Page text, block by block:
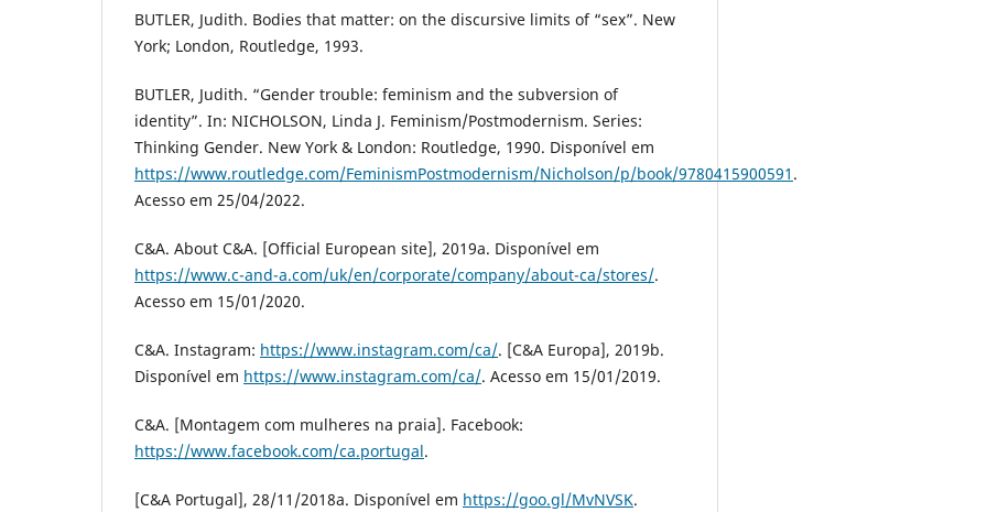
BUTLER, Judith. Bodies that matter: on the discursive limits of “sex”. New
York; London, Routledge, 1993.
BUTLER, Judith. “Gender trouble: feminism and the subversion of
identity”. In: NICHOLSON, Linda J. Feminism/Postmodernism. Series:
Thinking Gender. New York & London: Routledge, 1990. Disponível em
https://www.routledge.com/FeminismPostmodernism/Nicholson/p/book/9780415900591 .
Acesso em 25/04/2022.
C&A. About C&A. [Official European site], 2019a. Disponível em
https://www.c-and-a.com/uk/en/corporate/company/about-ca/stores/.
Acesso em 15/01/2020.
C&A. Instagram: https://www.instagram.com/ca/. [C&A Europa], 2019b.
Disponível em https://www.instagram.com/ca/. Acesso em 15/01/2019.
C&A. [Montagem com mulheres na praia]. Facebook:
https://www.facebook.com/ca.portugal.
[C&A Portugal], 28/11/2018a. Disponível em https://goo.gl/MvNVSK.